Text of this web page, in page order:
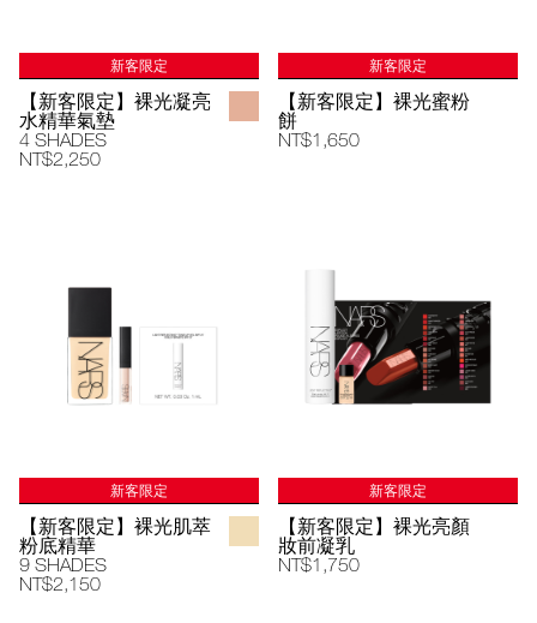
新客限定
【新客限定】裸光凝亮
水精華氣墊
4 SHADES
NT$2,250
新客限定
【新客限定】裸光蜜粉
餅
NT$1,650
新客限定
【新客限定】裸光肌萃
粉底精華
9 SHADES
NT$2,150
新客限定
【新客限定】裸光亮顏
妝前凝乳
NT$1,750